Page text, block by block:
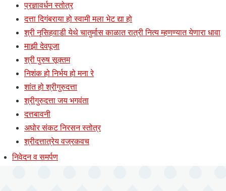
प्रज्ञावर्धन स्तोत्र
दत्ता दिगंबराया हो स्वामी मला भेट द्या हो
श्री नृसिहवाडी येथे चातुर्मास काळात रात्री नित्य म्हणण्यात येणारा धावा
माझी देवपूजा
श्री पुरुष सूक्तम
निशंक हो निर्भय हो मना रे
शांत हो श्रीगुरुदत्ता
श्रीगुरुदत्ता जय भगवंता
दत्तबावनी
अघोर संकट निरसन स्तोत्र
श्रीदत्तात्रेय वज्रकवच
निवेदन व समर्पण